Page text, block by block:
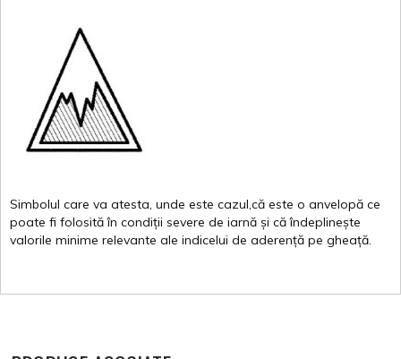
Simbolul care va atesta unde este cazul,că este o anvelopă ce
poate fi folosită în condiții severe de iarnă și că îndeplinește
valorile minime relevante ale indicelui de aderență pe gheață